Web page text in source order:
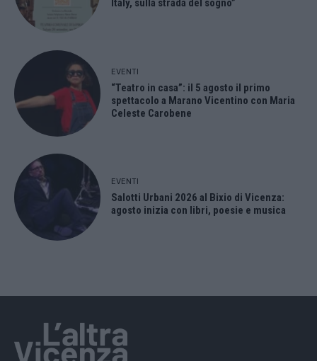
Italy, sulla strada del sogno”
EVENTI
“Teatro in casa”: il 5 agosto il primo
spettacolo a Marano Vicentino con Maria
Celeste Carobene
EVENTI
Salotti Urbani 2026 al Bixio di Vicenza:
agosto inizia con libri, poesie e musica